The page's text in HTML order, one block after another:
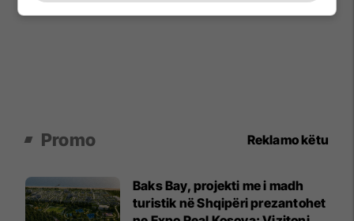
Promo Reklamo këtu
Baks Bay, projekti me i madh
turistik në Shqipëri prezantohet